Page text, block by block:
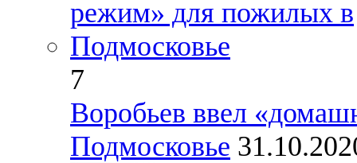
7
Воробьев ввел
Подмосковье